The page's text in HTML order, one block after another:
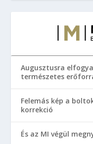
Augusztusra
természetes
Felemás kép a
korrekció
És az MI végül